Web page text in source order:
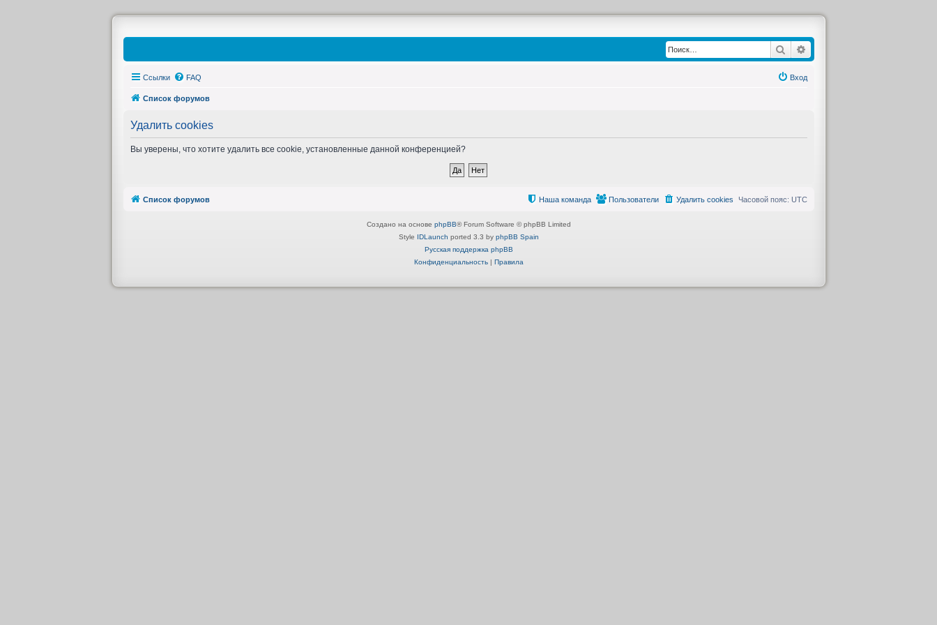
Поиск
Ссылки FAQ Вход
Список форумов
Удалить cookies
Вы уверены, что хотите удалить все cookie, установленные данной конференцией?
Список форумов Часовой пояс: UTC
Удалить cookies
Пользователи
Наша команда
Создано на основе phpBB® Forum Software © phpBB Limited
Style IDLaunch ported 3.3 by phpBB Spain
Русская поддержка phpBB
Конфиденциальность| Правила